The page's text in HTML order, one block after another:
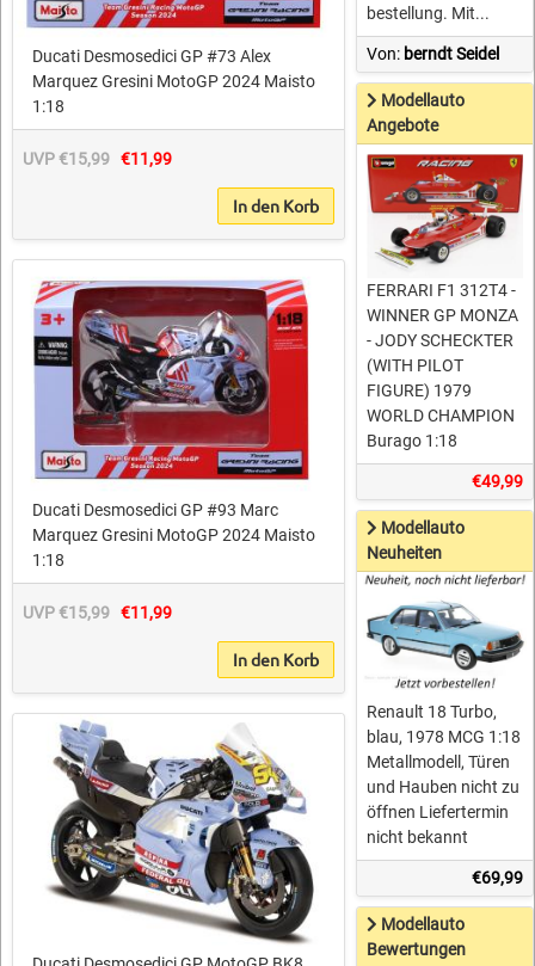
Ducati Desmosedici GP #73 Alex
Marquez Gresini MotoGP 2024 Maisto
1:18
UVP €15,99 €11,99
In den Korb
Ducati Desmosedici GP #93 Marc
Marquez Gresini MotoGP 2024 Maisto
1:18
UVP €15,99 €11,99
In den Korb
bestellung. Mit...
Von: berndt Seidel
Modellauto
Angebote
FERRARI F1 312T4 -
WINNER GP MONZA
- JODY SCHECKTER
(WITH PILOT
FIGURE) 1979
WORLD CHAMPION
Burago 1:18
€49,99
Modellauto
Neuheiten
Renault 18 Turbo,
blau, 1978 MCG 1:18
Metallmodell, Türen
und Hauben nicht zu
öffnen Liefertermin
nicht bekannt
€69,99
Modellauto
Bewertungen